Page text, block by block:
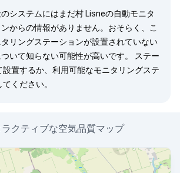
システムにはまだ村 Lisneの自動モニタ
からの情報がありません。おそらく、こ
リングステーションが設置されていない
いて知らない可能性が高いです。
ステー
設置するか、利用可能なモニタリングステ
てください。
クティブな空気品質マップ